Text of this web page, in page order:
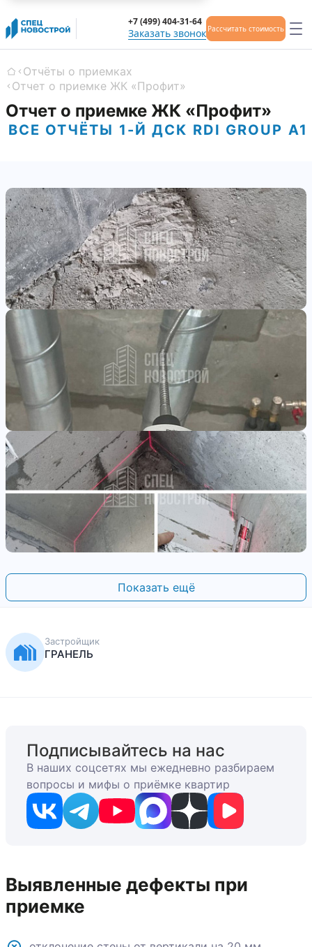
Заказать звонок
+7 (499) 404-31-64
Рассчитать стоимость
Главная
Отчёты о приемках
Отчет о приемке ЖК «Профит»
Отчет о приемке ЖК «Профит»
ВСЕ ОТЧЁТЫ 1-Й ДСК RDI GROUP
Показать ещё
Застройщик
ГРАНЕЛЬ
Подписывайтесь на нас
В наших соцсетях мы ежедневно разбираем
вопросы и мифы о приёмке квартир
Выявленные дефекты при
приемке